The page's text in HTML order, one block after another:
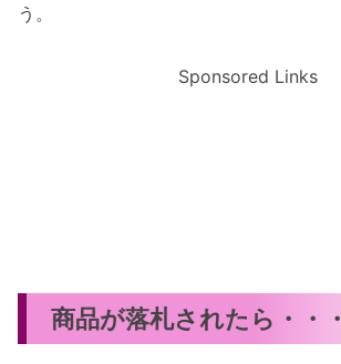
う。
Sponsored Links
商品が落札されたら・・・